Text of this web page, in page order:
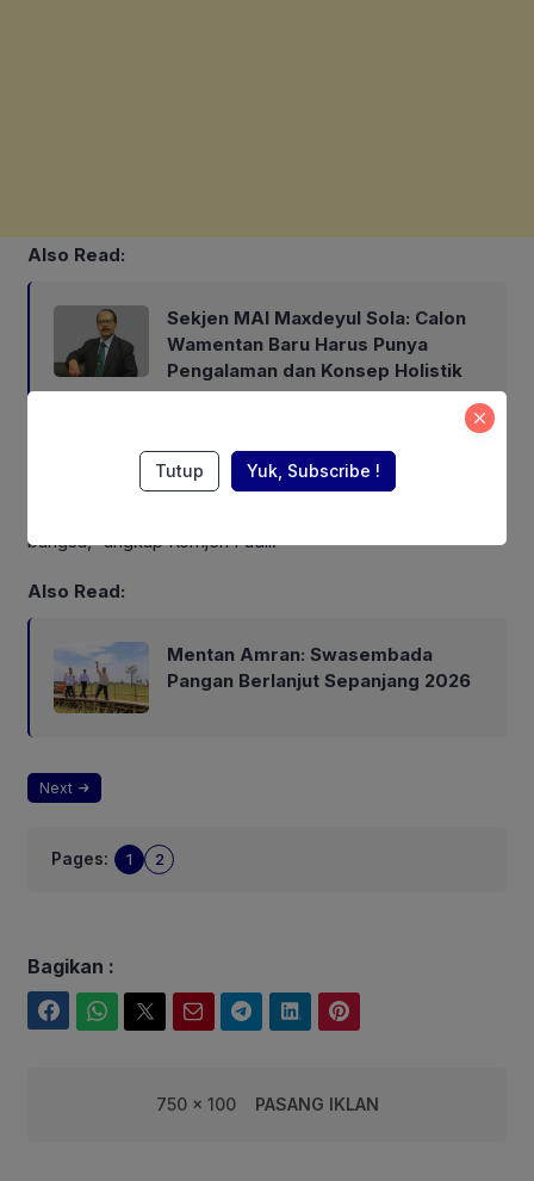
Also Read:
Sekjen MAI Maxdeyul Sola: Calon
Wamentan Baru Harus Punya
Pengalaman dan Konsep Holistik
“Tapi saya yakin, tantangan itu bisa kita hadapi selama kita
bersama-sama. Kita di sini bukan hanya sekadar menanam
bangsa,” ungkap Komjen Fadil.
Also Read:
Mentan Amran: Swasembada
Pangan Berlanjut Sepanjang 2026
Next
Pages: 1 2
Bagikan :
750 x 100 PASANG IKLAN
Tutup Yuk, Subscribe !